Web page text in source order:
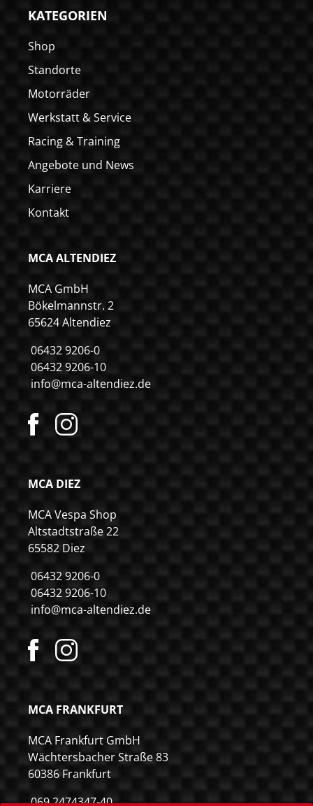
KATEGORIEN
Shop
Standorte
Motorräder
Werkstatt & Service
Racing & Training
Angebote und News
Karriere
Kontakt
MCA ALTENDIEZ
MCA GmbH
Bökelmannstr. 2
65624 Altendiez
06432 9206-0
06432 9206-10
info@mca-altendiez.de
MCA DIEZ
MCA Vespa Shop
Altstadtstraße 22
65582 Diez
06432 9206-0
06432 9206-10
info@mca-altendiez.de
MCA FRANKFURT
MCA Frankfurt GmbH
Wächtersbacher Straße 83
60386 Frankfurt
069 2474347-40